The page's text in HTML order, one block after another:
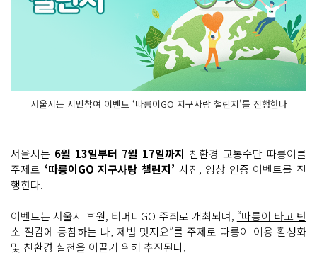
서울시는 시민참여 이벤트 ‘따릉이GO 지구사랑 챌린지’를 진행한다
서울시는 6월 13일부터 7월 17일까지 친환경 교통수단 따릉이를
주제로 ‘따릉이GO 지구사랑 챌린지’ 사진, 영상 인증 이벤트를 진
행한다.
이벤트는 서울시 후원, 티머니GO 주최로 개최되며, “따릉이 타고 탄
소 절감에 동참하는 나, 제법 멋져요”를 주제로 따릉이 이용 활성화
및 친환경 실천을 이끌기 위해 추진된다.